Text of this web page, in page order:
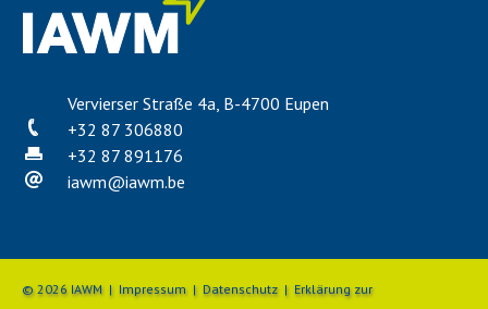
Vervierser Straße 4a, B-4700 Eupen
+32 87 306880
+32 87 891176
iawm@iawm.be
© 2026 IAWM | Impressum| Datenschutz| Erklärung zur